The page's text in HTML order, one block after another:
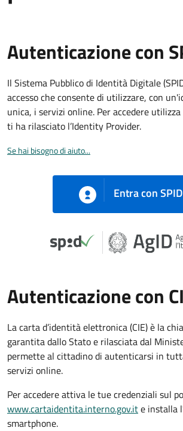
Autenticazione con
Il Sistema Pubblico di Identità Digitale
accesso che consente di utilizzare, con
unica, i servizi online. Per accedere
ti ha rilasciato l’Identity Provider.
Se hai bisogno di aiuto...
Entra con SPID
Autenticazione con
La carta d’identità elettronica (CIE) è la
garantita dallo Stato e rilasciata dal
permette al cittadino di autenticarsi in
servizi online.
Per accedere attiva le tue credenziali sul
www.cartaidentita.interno.gov.ite installa
smartphone.